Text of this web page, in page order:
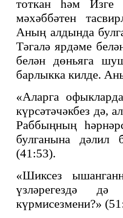
тоткан һәм Изге
мәхәббәтен
Аның алдында
Тәгалә ярдәме
белән дөньяга
барлыкка килде.
«Аларга
күрсәтәчәкбез дә,
Раббыңның
булганына дәлил
(41:53).
«Шиксез
үзләрегездә
күрмисезмени?»